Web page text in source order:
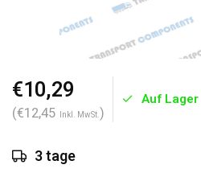
€10,29
(€12,45 Inkl. MwSt.)
Auf Lager
3 tage